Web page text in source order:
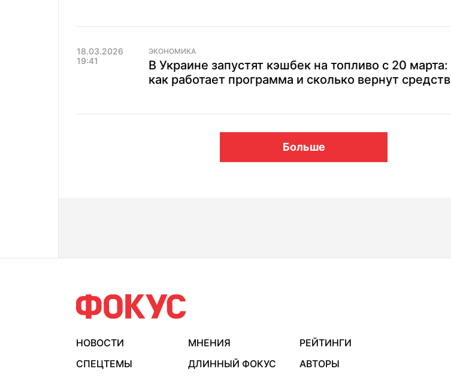
18.03.2026
19:41
ЭКОНОМИКА
В Украине запустят кэшбек на топливо с 20 марта:
как работает программа и сколько вернут средств
Больше
НОВОСТИ МНЕНИЯ
РЕЙТИНГИ
СПЕЦТЕМЫ
ДЛИННЫЙ ФОКУС
АВТОРЫ